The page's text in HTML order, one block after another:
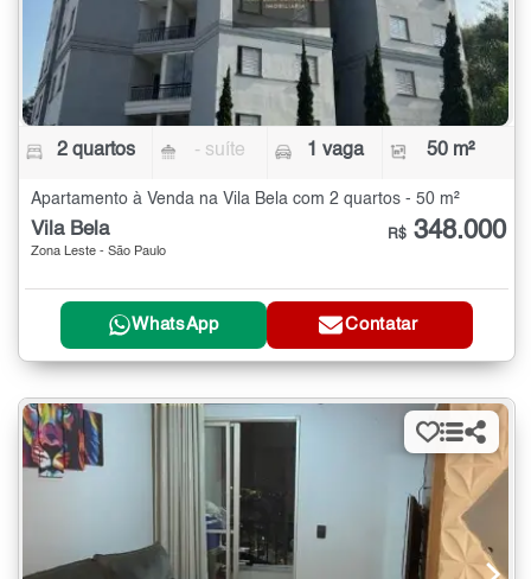
2 quartos - suíte 1 vaga 50 m²
Apartamento à Venda na Vila Bela com 2 quartos - 50 m²
Vila Bela
Zona Leste - São Paulo
R$ 348.000
WhatsApp Contatar